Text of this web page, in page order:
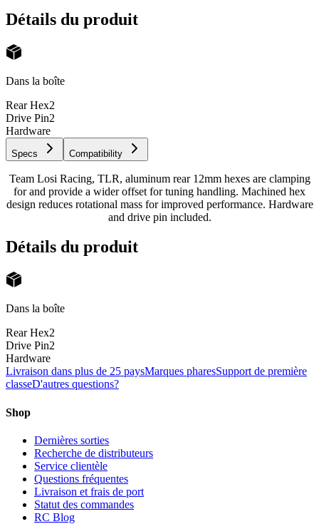
Détails du produit
Dans la boîte
Rear Hex2
Drive Pin2
Hardware
Specs Compatibility
Team Losi Racing, TLR, aluminum rear 12mm hexes are clamping
for and provide a wider offset for tuning handling. Machined hex
design reduces rotational mass for improved performance. Hardware
and drive pin included.
Détails du produit
Dans la boîte
Rear Hex2
Drive Pin2
Hardware
Livraison dans plus de 25 paysMarques pharesSupport de première
classeD'autres questions?
Shop
Dernières sorties
Recherche de distributeurs
Service clientèle
Questions fréquentes
Livraison et frais de port
Statut des commandes
RC Blog